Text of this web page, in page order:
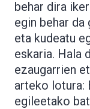
behar dira
egin behar
eta kudeatu
eskaria. Hala
ezaugarrien
arteko lotura:
egileetako